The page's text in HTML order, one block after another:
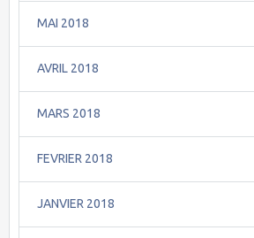
MAI 2018
AVRIL 2018
MARS 2018
FEVRIER 2018
JANVIER 2018